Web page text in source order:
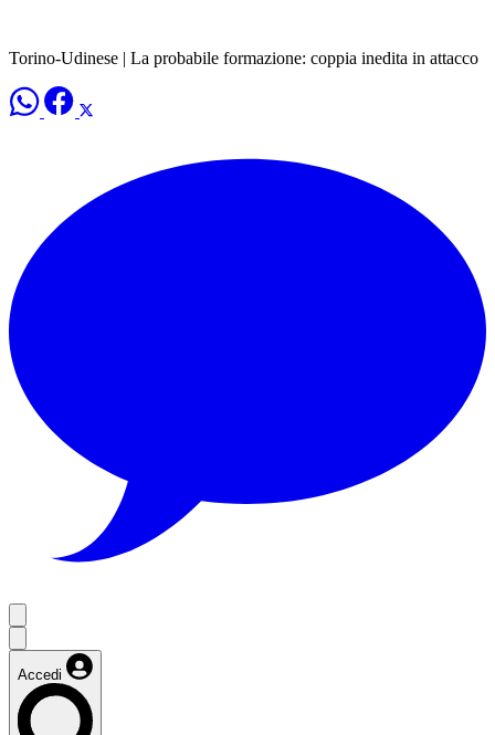
Torino-Udinese | La probabile formazione: coppia inedita in attacco
Accedi